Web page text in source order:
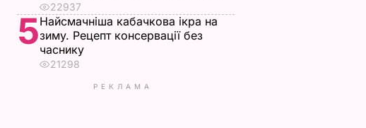
22937
5Найсмачніша кабачкова ікра на
зиму. Рецепт консервації без
часнику
21298
РЕКЛАМА